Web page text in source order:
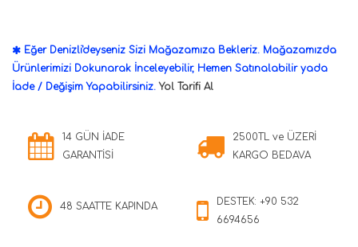
Eğer Denizli'deyseniz Sizi Mağazamıza Bekleriz. Mağazamızda
Ürünlerimizi Dokunarak İnceleyebilir, Hemen Satınalabilir yada
İade / Değişim Yapabilirsiniz.Yol Tarifi Al
14 GÜN İADE
GARANTİSİ
2500TL ve ÜZERİ
KARGO BEDAVA
48 SAATTE KAPINDA
DESTEK: +90 532
6694656